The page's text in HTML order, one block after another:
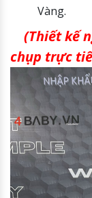
Vàng.
(Thiết kế
chụp trực